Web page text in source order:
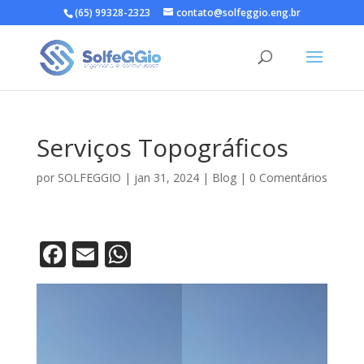
(65) 99328-2323 contato@solfeggio.eng.br
Serviços Topográficos
por SOLFEGGIO | jan 31, 2024| Blog| 0 Comentários
F
ac
E
m
W
h